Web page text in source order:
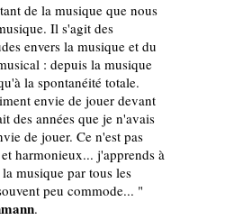
de la musique que nous
Il s'agit des
envers la musique et du
: depuis la musique
la spontanéité totale.
envie de jouer devant
des années que je n'avais
de jouer. Ce n'est pas
harmonieux... j'apprends à
musique par tous les
peu commode... "
.